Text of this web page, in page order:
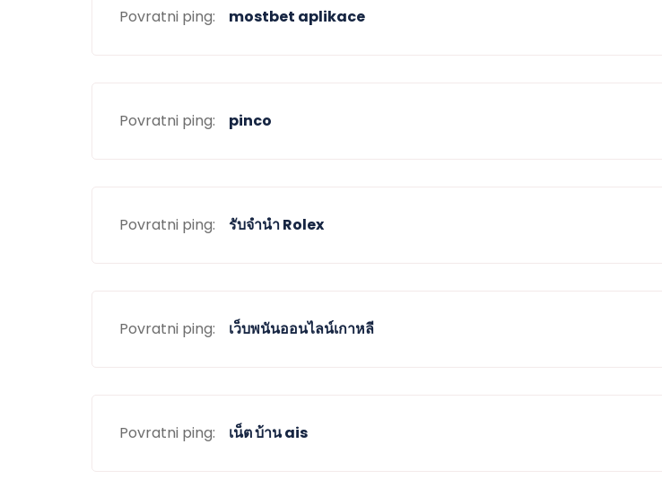
Povratni ping: mostbet aplikace
Povratni ping: pinco
Povratni ping: รับจำนำ Rolex
Povratni ping: เว็บพนันออนไลน์เกาหลี
Povratni ping: เน็ต บ้าน ais